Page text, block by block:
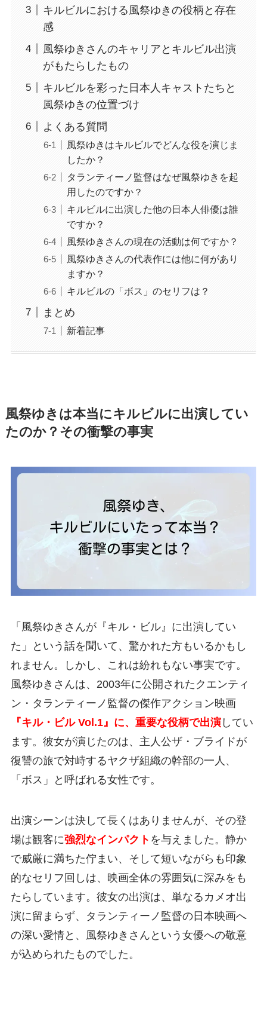
キルビルにおける風祭ゆきの役柄と存在
感
風祭ゆきさんのキャリアとキルビル出演
がもたらしたもの
キルビルを彩った日本人キャストたちと
風祭ゆきの位置づけ
よくある質問
風祭ゆきはキルビルでどんな役を演じま
したか？
タランティーノ監督はなぜ風祭ゆきを起
用したのですか？
キルビルに出演した他の日本人俳優は誰
ですか？
風祭ゆきさんの現在の活動は何ですか？
風祭ゆきさんの代表作には他に何があり
ますか？
キルビルの「ボス」のセリフは？
まとめ
新着記事
風祭ゆきは本当にキルビルに出演してい
たのか？その衝撃の事実
「風祭ゆきさんが『キル・ビル』に出演してい
た」という話を聞いて、驚かれた方もいるかもし
れません。しかし、これは紛れもない事実です。
風祭ゆきさんは、2003年に公開されたクエンティ
ン・タランティーノ監督の傑作アクション映画
『キル・ビル Vol.1』に、重要な役柄で出演してい
ます。彼女が演じたのは、主人公ザ・ブライドが
復讐の旅で対峙するヤクザ組織の幹部の一人、
「ボス」と呼ばれる女性です。
出演シーンは決して長くはありませんが、その登
場は観客に強烈なインパクト を与えました。静か
で威厳に満ちた佇まい、そして短いながらも印象
的なセリフ回しは、映画全体の雰囲気に深みをも
たらしています。彼女の出演は、単なるカメオ出
演に留まらず、タランティーノ監督の日本映画へ
の深い愛情と、風祭ゆきさんという女優への敬意
が込められたものでした。